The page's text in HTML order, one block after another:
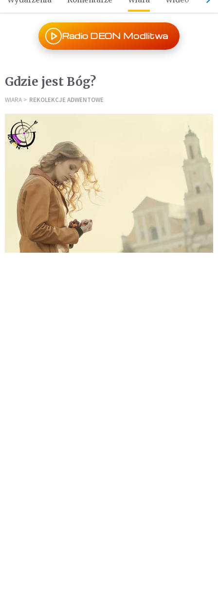
Radio DEON Modlitwa
Gdzie jest Bóg?
WIARA REKOLEKCJE ADWENTOWE